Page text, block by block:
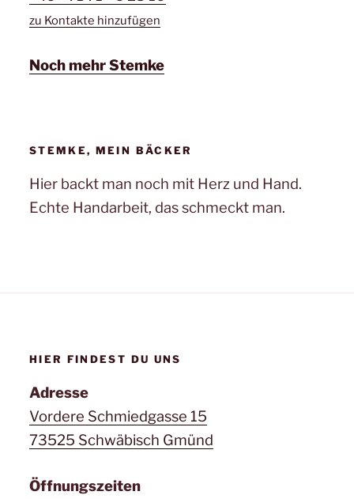
zu Kontakte hinzufügen
Noch mehr Stemke
STEMKE, MEIN BÄCKER
Hier backt man noch mit Herz und Hand.
Echte Handarbeit, das schmeckt man.
HIER FINDEST DU UNS
Adresse
Vordere Schmiedgasse 15
73525 Schwäbisch Gmünd
Öffnungszeiten